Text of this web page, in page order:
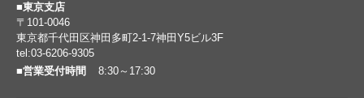
■東京支店
〒101-0046
東京都千代田区神田多町2-1-7神田Y5ビル3F
tel:03-6206-9305
■営業受付時間
8:30～17:30